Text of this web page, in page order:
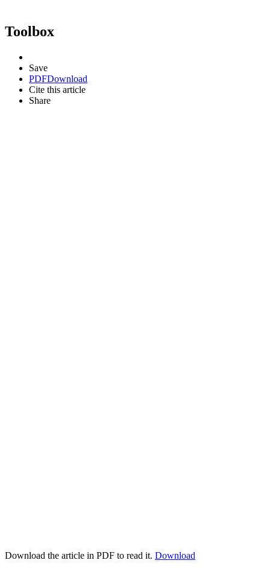
Toolbox
Save
PDFDownload
Cite this article
Share
Download the article in PDF to read it. Download